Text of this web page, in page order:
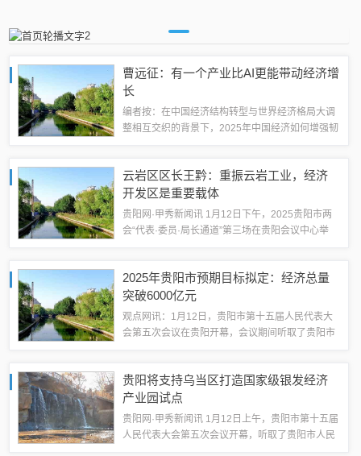
曹远征：有一个产业比AI更能带动经济增
长
编者按：在中国经济结构转型与世界经济格局大调
整相互交织的背景下，2025年中国经济如何增强韧
长、中国人民大学重阳金融研究院高级研...
云岩区区长王黔：重振云岩工业，经济
开发区是重要载体
贵阳网·甲秀新闻讯 1月12日下午，2025贵阳市两
会“代表·委员·局长通道”第三场在贵阳会议中心举
省级经济技术开发区，...
2025年贵阳市预期目标拟定：经济总量
突破6000亿元
观点网讯：1月12日，贵阳市第十五届人民代表大
会第五次会议在贵阳开幕，会议期间听取了贵阳市
济总量突破6000亿元人民币，规...
贵阳将支持乌当区打造国家级银发经济
产业园试点
贵阳网·甲秀新闻讯 1月12日上午，贵阳市第十五届
人民代表大会第五次会议开幕，听取了贵阳市人民